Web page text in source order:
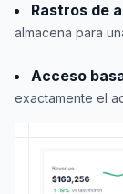
Rastros de
almacena para
Acceso
exactamente el